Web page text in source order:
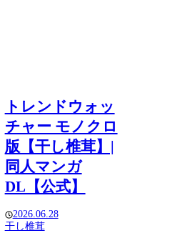
トレンドウォッ
チャー モノクロ
版【干し椎茸】|
同人マンガ
DL【公式】
2026.06.28
干し椎茸